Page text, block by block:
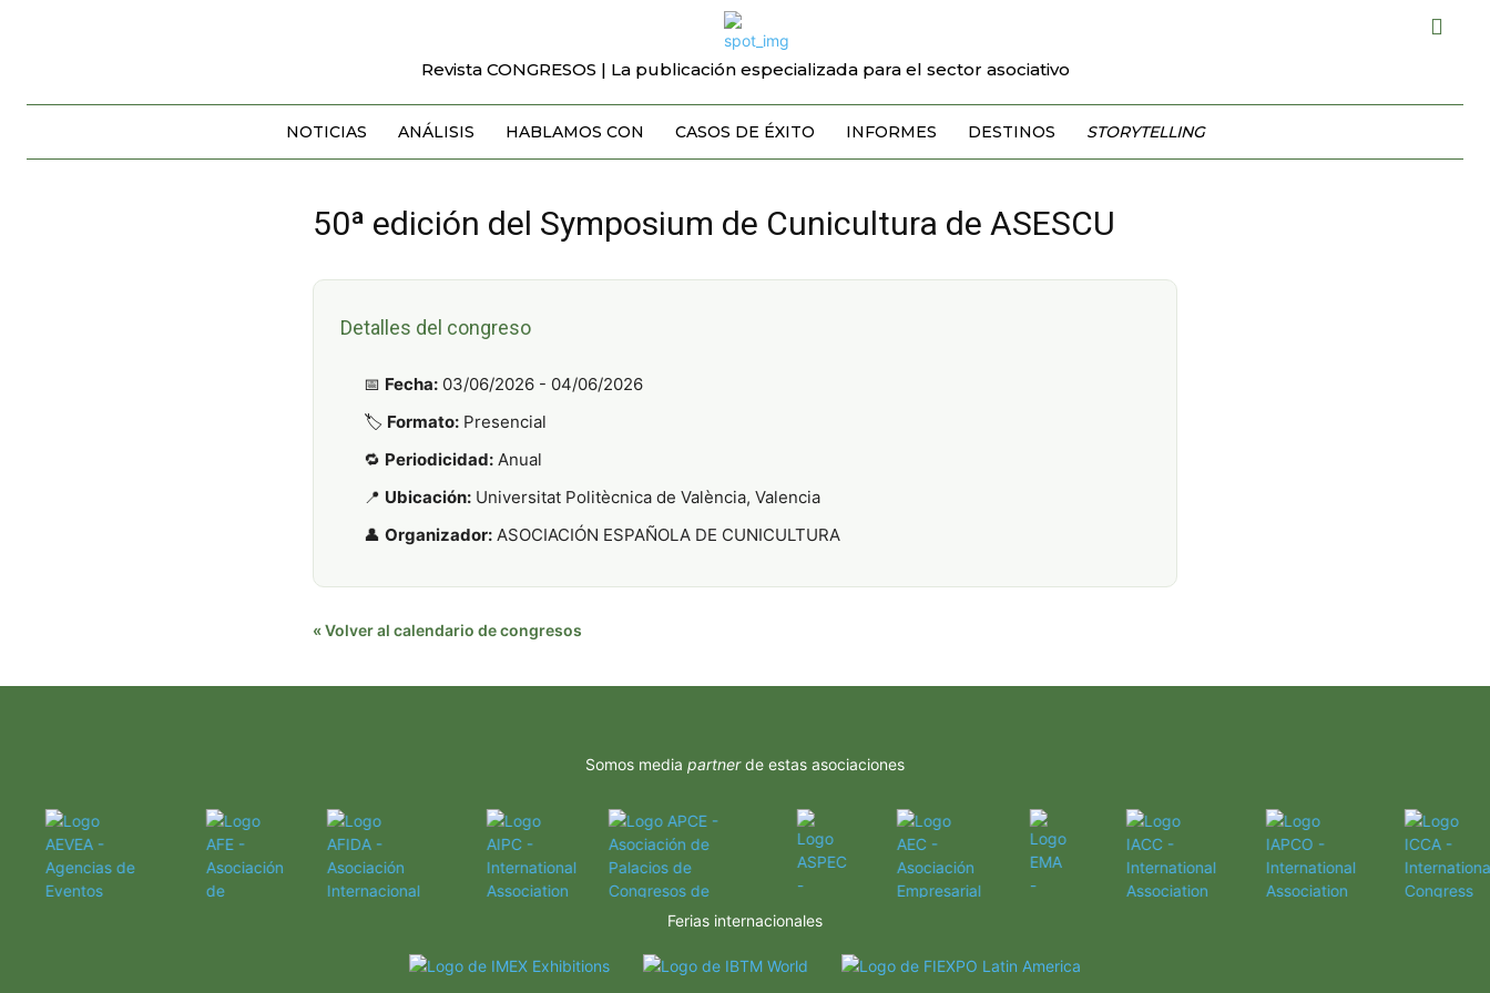
Revista CONGRESOS | La publicación especializada para el sector asociativo
NOTICIAS ANÁLISIS HABLAMOS CON CASOS DE ÉXITO INFORMES DESTINOS STORYTELLING
50ª edición del Symposium de Cunicultura de ASESCU
Detalles del congreso
📅 Fecha: 03/06/2026 - 04/06/2026
🏷️ Formato: Presencial
🔁 Periodicidad: Anual
📍 Ubicación: Universitat Politècnica de València, Valencia
👤 Organizador: ASOCIACIÓN ESPAÑOLA DE CUNICULTURA
« Volver al calendario de congresos
Somos media partnerde estas asociaciones
Ferias internacionales